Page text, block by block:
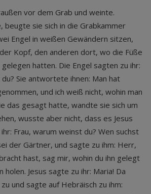
vor dem Grab und weinte.
beugte sie sich in die Grabkammer
Engel in weißen Gewändern sitzen,
Kopf, den anderen dort, wo die Füße
gelegen hatten. Die Engel sagten zu ihr:
Sie antwortete ihnen: Man hat
und ich weiß nicht, wohin man
das gesagt hatte, wandte sie sich um
wusste aber nicht, dass es Jesus
Frau, warum weinst du? Wen suchst
der Gärtner, und sagte zu ihm: Herr,
hast, sag mir, wohin du ihn gelegt
holen. Jesus sagte zu ihr: Maria! Da
und sagte auf Hebräisch zu ihm: